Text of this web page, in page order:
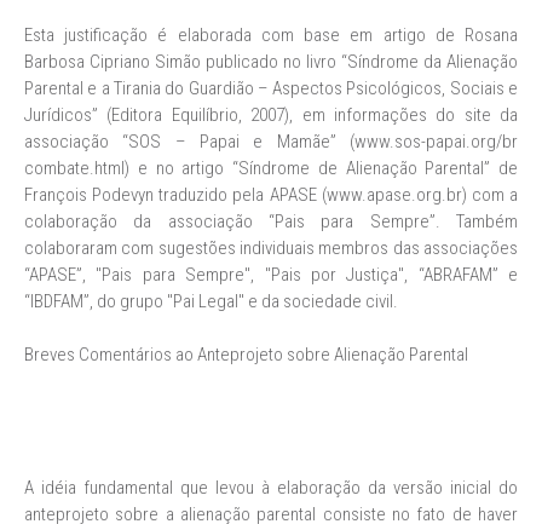
Esta justificação é elaborada com base em artigo de Rosana
Barbosa Cipriano Simão publicado no livro “Síndrome da Alienação
Parental e a Tirania do Guardião – Aspectos Psicológicos, Sociais e
Jurídicos” (Editora Equilíbrio, 2007), em informações do site da
associação “SOS – Papai e Mamãe” (www.sos-papai.org/br
combate.html) e no artigo “Síndrome de Alienação Parental” de
François Podevyn traduzido pela APASE (www.apase.org.br) com a
colaboração da associação “Pais para Sempre”. Também
colaboraram com sugestões individuais membros das associações
“APASE”, "Pais para Sempre", "Pais por Justiça", “ABRAFAM” e
“IBDFAM”, do grupo "Pai Legal" e da sociedade civil.
Breves Comentários ao Anteprojeto sobre Alienação Parental
A idéia fundamental que levou à elaboração da versão inicial do
anteprojeto sobre a alienação parental consiste no fato de haver